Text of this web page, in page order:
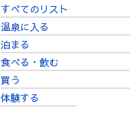
すべてのリスト
温泉に入る
泊まる
食べる・飲む
買う
体験する